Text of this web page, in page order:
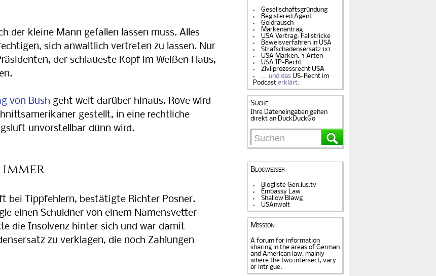
der kleine Mann gefallen lassen muss. Alles
sich anwaltlich vertreten zu lassen. Nur
der schlaueste Kopf im Weißen Haus,
von Bush geht weit darüber hinaus. Rove wird
gestellt, in eine rechtliche
unvorstellbar dünn wird.
Tippfehlern, bestätigte Richter Posner.
einen Schuldner von einem Namensvetter
die Insolvenz hinter sich und war damit
zu verklagen, die noch Zahlungen
Gesellschaftsgründung
Registered Agent
Goldrausch
Markenantrag
USA Vertrag: Fallstricke
Beweisverfahren in USA
Strafschadensersatz 1x1
USA Marken: 3 Arten
USA IP-Recht
Zivilprozessrecht USA
… und dasUS-Recht im
Podcast erklärt.
Suche
Ihre Dateneingaben gehen
direkt an DuckDuckGo
Blogweiser
Blogliste Gen.ius.tv
Embassy Law
Shallow Blawg
USAnwalt
Mission
A forum for information
sharing in the areas of German
and American law, mainly
where the two intersect, vary
or intrigue.